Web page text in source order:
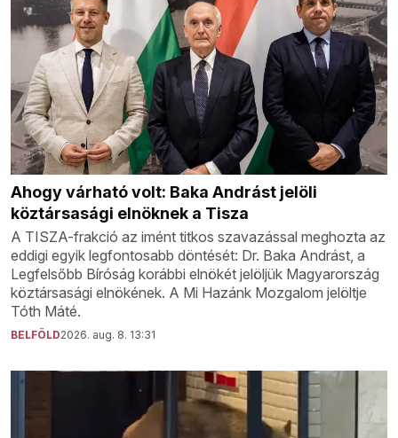
Ahogy várható volt: Baka Andrást jelöli
köztársasági elnöknek a Tisza
A TISZA-frakció az imént titkos szavazással meghozta az
eddigi egyik legfontosabb döntését: Dr. Baka Andrást, a
Legfelsőbb Bíróság korábbi elnökét jelöljük Magyarország
köztársasági elnökének. A Mi Hazánk Mozgalom jelöltje
Tóth Máté.
BELFÖLD2026. aug. 8. 13:31